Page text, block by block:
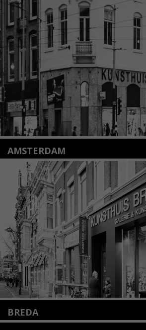
Nieuwstraat 35
2312 KA Leiden
+31(0)71 – 52 84 480
info@kunsthuisleiden.nl
Lees meer
AMSTERDAM
Amstelveenseweg 135
1075 VX Amsterdam
+31 (0)20 2332546
info@kunsthuisamsterdam.nl
Lees meer
BREDA